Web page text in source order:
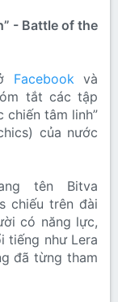
- Battle of the
Facebook và
tắt các tập
chiến tâm linh”
của nước
tên Bitva
chiếu trên đài
có năng lực,
tiếng như Lera
đã từng tham